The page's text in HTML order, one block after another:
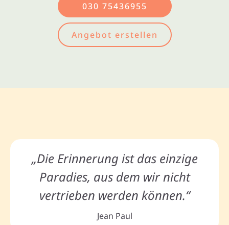
030 75436955
Angebot erstellen
„Die Erinnerung ist das einzige
Paradies, aus dem wir nicht
vertrieben werden können.“
Jean Paul